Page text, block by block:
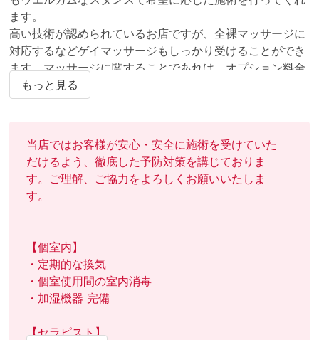
ます。
高い技術が認められているお店ですが、全裸マッサージに
対応するなどゲイマッサージもしっかり受けることができ
ます。マッサージに関することであれは、オプション料金
は無料で追加できるのも魅力です。
もっと見る
当店ではお客様が安心・安全に施術を受けていた
だけるよう、徹底した予防対策を講じておりま
す。ご理解、ご協力をよろしくお願いいたしま
す。
【個室内】
・定期的な換気
・個室使用間の室内消毒
・加湿機器 完備
【セラピスト】